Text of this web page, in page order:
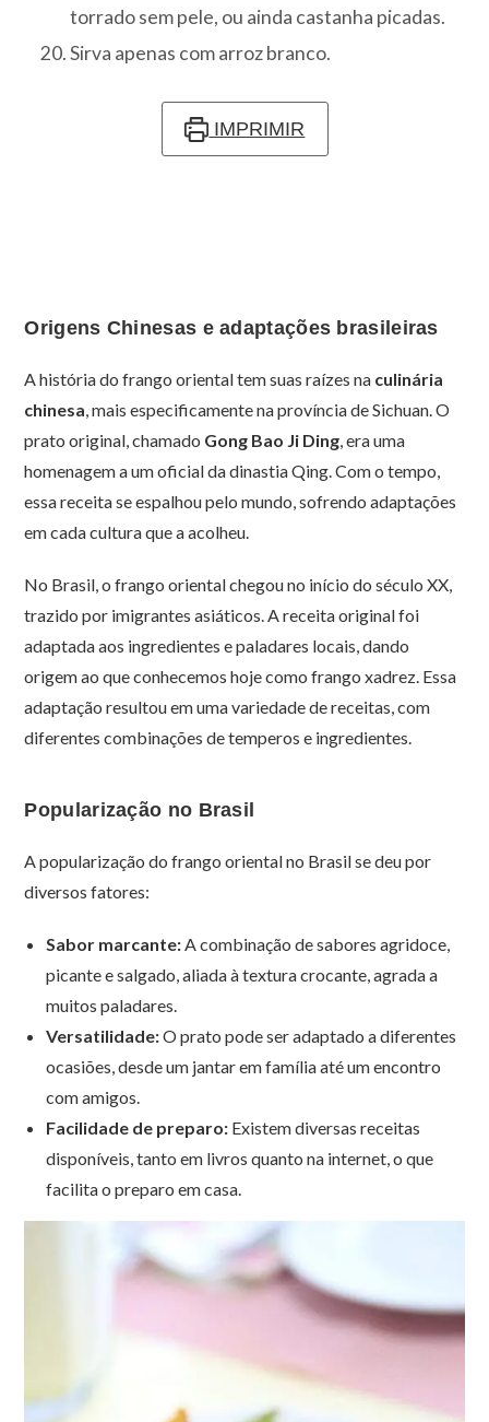
torrado sem pele, ou ainda castanha picadas.
Sirva apenas com arroz branco.
IMPRIMIR
Origens Chinesas e adaptações brasileiras
A história do frango oriental tem suas raízes na culinária
chinesa, mais especificamente na província de Sichuan. O
prato original, chamado Gong Bao Ji Ding, era uma
homenagem a um oficial da dinastia Qing. Com o tempo,
essa receita se espalhou pelo mundo, sofrendo adaptações
em cada cultura que a acolheu.
No Brasil, o frango oriental chegou no início do século XX,
trazido por imigrantes asiáticos. A receita original foi
adaptada aos ingredientes e paladares locais, dando
origem ao que conhecemos hoje como frango xadrez. Essa
adaptação resultou em uma variedade de receitas, com
diferentes combinações de temperos e ingredientes.
Popularização no Brasil
A popularização do frango oriental no Brasil se deu por
diversos fatores:
Sabor marcante:A combinação de sabores agridoce,
picante e salgado, aliada à textura crocante, agrada a
muitos paladares.
Versatilidade:O prato pode ser adaptado a diferentes
ocasiões, desde um jantar em família até um encontro
com amigos.
Facilidade de preparo: Existem diversas receitas
disponíveis, tanto em livros quanto na internet, o que
facilita o preparo em casa.